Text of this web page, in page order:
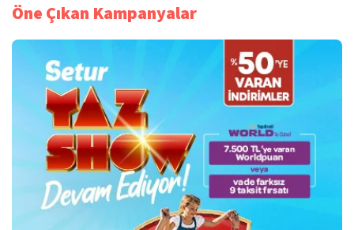
Öne Çıkan Kampanyalar